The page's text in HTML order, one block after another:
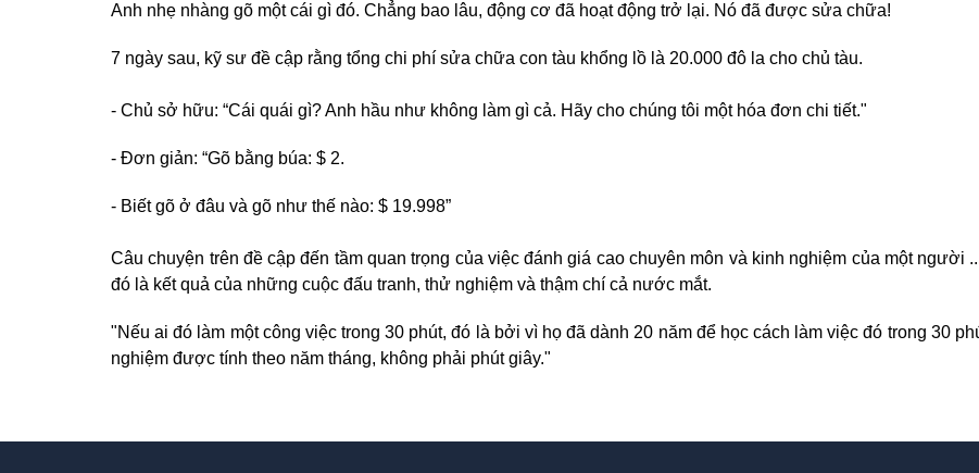
Anh nhẹ nhàng gõ một cái gì đó. Chẳng bao lâu, động cơ đã hoạt động trở lại. Nó đã được sửa chữa!
7 ngày sau, kỹ sư đề cập rằng tổng chi phí sửa chữa con tàu khổng lồ là 20.000 đô la cho chủ tàu.
- Chủ sở hữu: “Cái quái gì? Anh hầu như không làm gì cả. Hãy cho chúng tôi một hóa đơn chi tiết."
- Đơn giản: “Gõ bằng búa: $ 2.
- Biết gõ ở đâu và gõ như thế nào: $ 19.998”
Câu chuyện trên đề cập đến tầm quan trọng của việc đánh giá cao chuyên môn và kinh nghiệm của một người
đó là kết quả của những cuộc đấu tranh, thử nghiệm và thậm chí cả nước mắt.
"Nếu ai đó làm một công việc trong 30 phút, đó là bởi vì họ đã dành 20 năm để học cách làm việc đó trong 30
nghiệm được tính theo năm tháng, không phải phút giây."